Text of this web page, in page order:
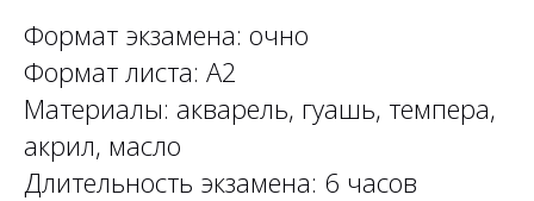
Формат экзамена: очно
Формат листа: А2
Материалы: акварель, гуашь, темпера,
акрил, масло
Длительность экзамена: 6 часов